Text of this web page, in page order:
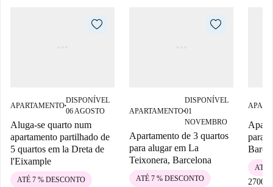
APARTAMENTO■
DISPONÍVEL
06 AGOSTO
Aluga-se quarto num
apartamento partilhado de
5 quartos em la Dreta de
l'Eixample
ATÉ 7 % DESCONTO
APARTAMENTO■
DISPONÍVEL
01
NOVEMBRO
Apartamento de 3 quartos
para alugar em La
Teixonera, Barcelona
ATÉ 7 % DESCONTO
para
2700 €
ATÉ